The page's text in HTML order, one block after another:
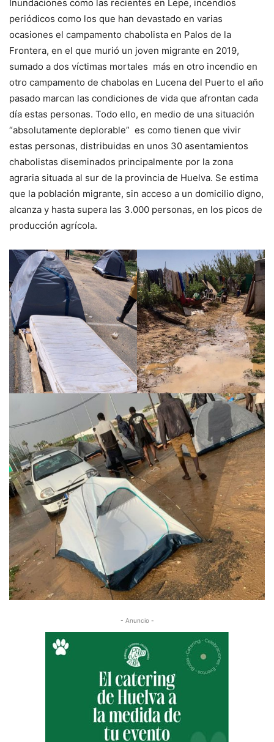
Inundaciones como las recientes en Lepe, incendios
periódicos como los que han devastado en varias
ocasiones el campamento chabolista en Palos de la
Frontera, en el que murió un joven migrante en 2019,
sumado a dos víctimas mortales más en otro incendio en
otro campamento de chabolas en Lucena del Puerto el año
pasado marcan las condiciones de vida que afrontan cada
día estas personas. Todo ello, en medio de una situación
“absolutamente deplorable” es como tienen que vivir
estas personas, distribuidas en unos 30 asentamientos
chabolistas diseminados principalmente por la zona
agraria situada al sur de la provincia de Huelva. Se estima
que la población migrante, sin acceso a un domicilio digno,
alcanza y hasta supera las 3.000 personas, en los picos de
producción agrícola.
- Anuncio -